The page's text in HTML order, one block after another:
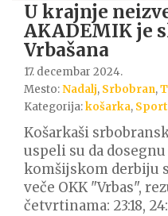
U krajnje
AKADEMIK je
Vrbašana
17. decembar 2024.
Mesto:Nadalj, Srbobran,
Kategorija:košarka, Sport
Košarkaši
uspeli su da
komšijskom derbiju
veče OKK "Vrbas",
četvrtinama: 23:18,